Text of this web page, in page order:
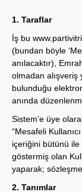
1. Taraflar
İş bu
(bundan böyle
anılacaktır),
olmadan alışveriş
bulunduğu
anında
Sistem’e üye
“Mesafeli
içeriğini bütünü ile
göstermiş olan
yaparak;
2. Tanımlar